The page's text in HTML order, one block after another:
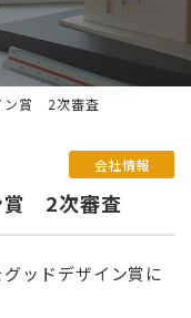
ン賞 2次審査
会社情報
賞 2次審査
ッドデザイン賞に